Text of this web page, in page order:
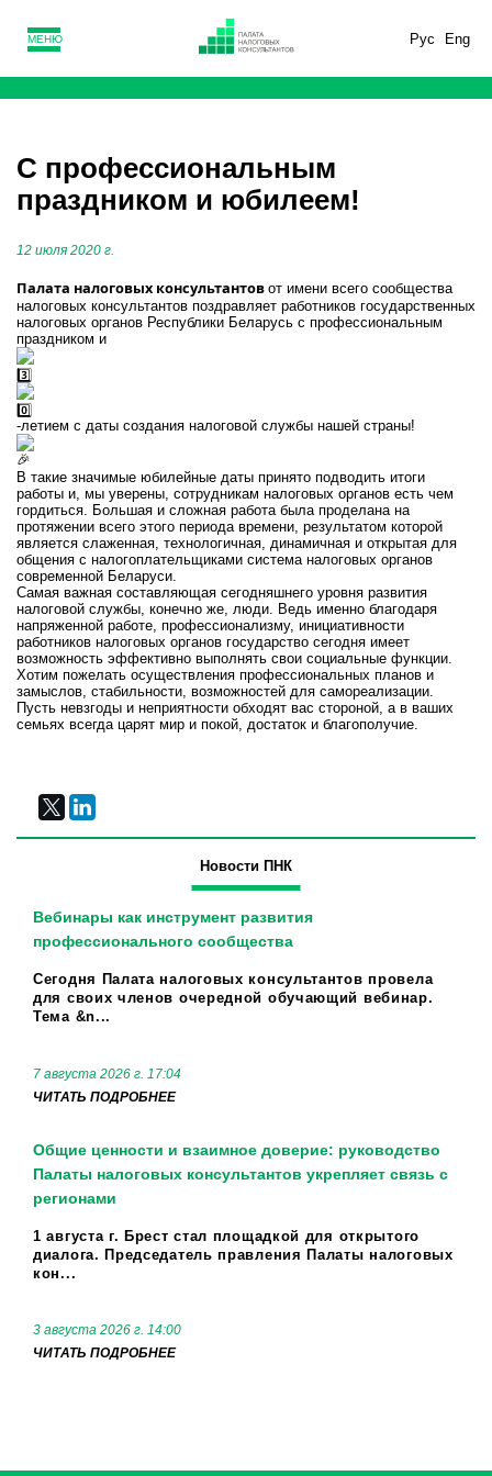
Рус Eng
МЕНЮ
С профессиональным
праздником и юбилеем!
12 июля 2020 г.
Палата налоговых консультантов от имени всего сообщества
налоговых консультантов поздравляет работников государственных
налоговых органов Республики Беларусь с профессиональным
праздником и
-летием с даты создания налоговой службы нашей страны!
В такие значимые юбилейные даты принято подводить итоги
работы и, мы уверены, сотрудникам налоговых органов есть чем
гордиться. Большая и сложная работа была проделана на
протяжении всего этого периода времени, результатом которой
является слаженная, технологичная, динамичная и открытая для
общения с налогоплательщиками система налоговых органов
современной Беларуси.
Самая важная составляющая сегодняшнего уровня развития
налоговой службы, конечно же, люди. Ведь именно благодаря
напряженной работе, профессионализму, инициативности
работников налоговых органов государство сегодня имеет
возможность эффективно выполнять свои социальные функции.
Хотим пожелать осуществления профессиональных планов и
замыслов, стабильности, возможностей для самореализации.
Пусть невзгоды и неприятности обходят вас стороной, а в ваших
семьях всегда царят мир и покой, достаток и благополучие.
Новости ПНК
Вебинары как инструмент развития
профессионального сообщества
Сегодня Палата налоговых консультантов провела
для своих членов очередной обучающий вебинар.
Тема &n...
7 августа 2026 г. 17:04
ЧИТАТЬ ПОДРОБНЕЕ
Общие ценности и взаимное доверие: руководство
Палаты налоговых консультантов укрепляет связь с
регионами
1 августа г. Брест стал площадкой для открытого
диалога. Председатель правления Палаты налоговых
кон...
3 августа 2026 г. 14:00
ЧИТАТЬ ПОДРОБНЕЕ